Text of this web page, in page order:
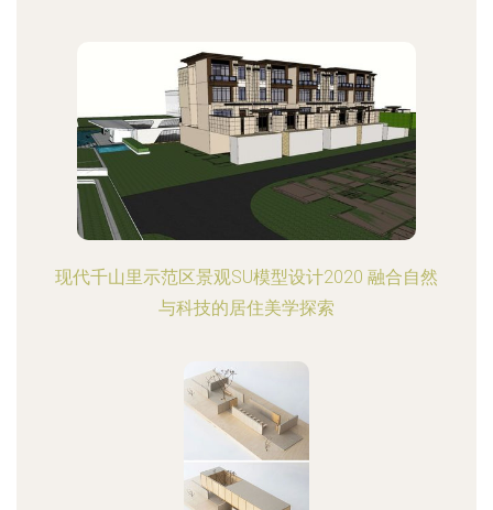
现代千山里示范区景观SU模型设计2020 融合自然
与科技的居住美学探索